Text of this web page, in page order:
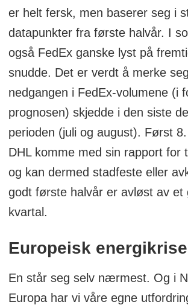
er helt fersk, men baserer seg i
datapunkter fra første halvår. I
også FedEx ganske lyst på
snudde. Det er verdt å merke
nedgangen i FedEx-volumene (i
prognosen) skjedde i den siste
perioden (juli og august). Først
DHL komme med sin rapport for
og kan dermed stadfeste eller
godt første halvår er avløst av et
kvartal.
Europeisk energikrise
En står seg selv nærmest. Og i
Europa har vi våre egne